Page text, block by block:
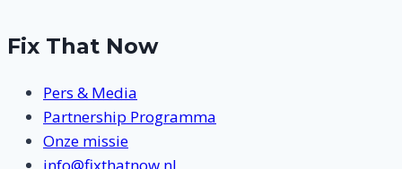
Fix That Now
Pers & Media
Partnership Programma
Onze missie
info@fixthatnow.nl